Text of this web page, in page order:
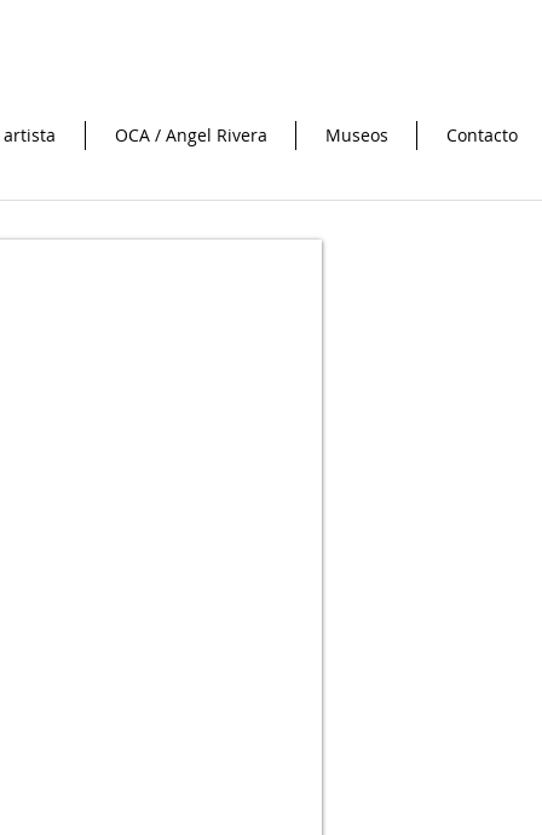
artista OCA / Angel Rivera Museos Contacto